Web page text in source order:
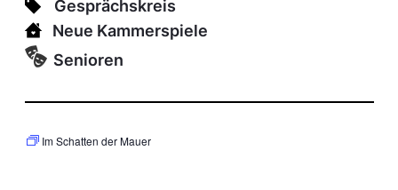
Gesprächskreis
Neue Kammerspiele
Senioren
Im Schatten der Mauer